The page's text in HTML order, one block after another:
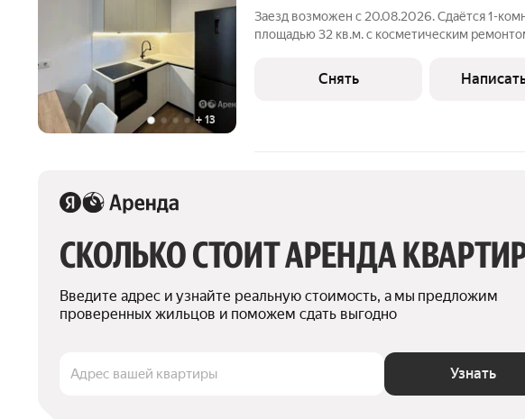
+ 13
Заезд возможен с 20.08.2026. Сдаётся 1-
площадью 32 кв.м. с косметическим
Духовой шкаф Стиральная машина Холодильник ПосудомоечнаяСнять
СКОЛЬКО СТОИТ АРЕНДА
Введите адрес и узнайте реальную стоимость, а мы предложим
проверенных жильцов и поможем сдать выгодно
Адрес вашей квартиры Узнать